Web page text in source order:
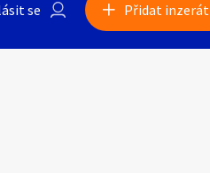
se Přidat inzerát
Sběratelství